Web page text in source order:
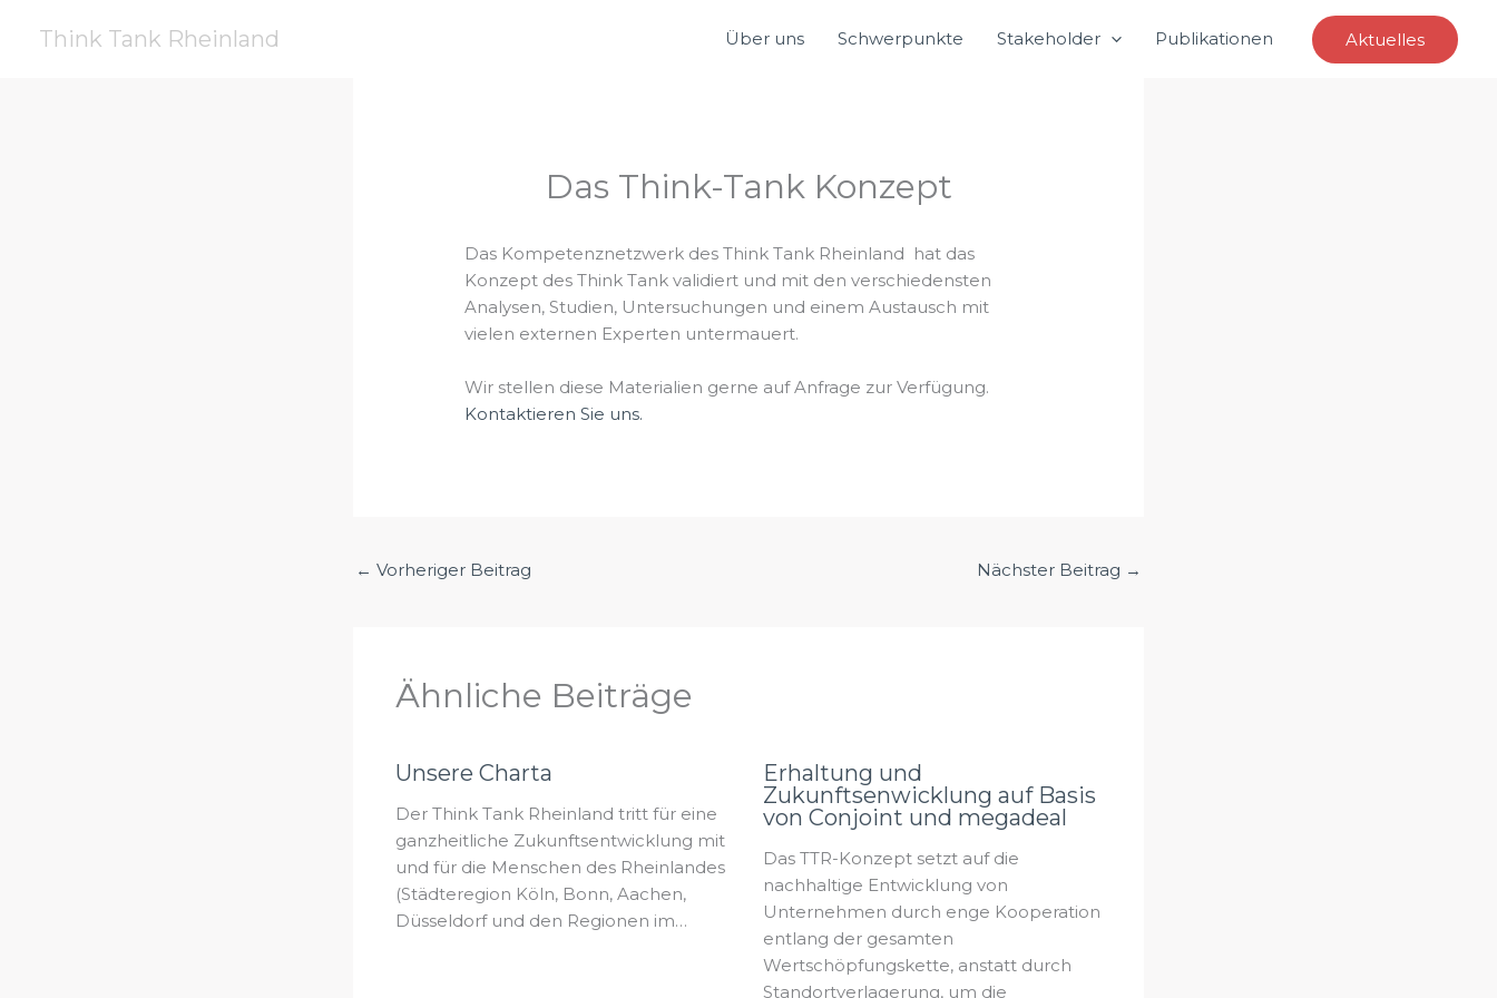
InhaltThink Tank Rheinland Über uns Schwerpunkte Stakeholder Publikationen Aktuelles
Das Think-Tank Konzept
Das Kompetenznetzwerk des Think Tank Rheinland hat das
Konzept des Think Tank validiert und mit den verschiedensten
Analysen, Studien, Untersuchungen und einem Austausch mit
vielen externen Experten untermauert.
Wir stellen diese Materialien gerne auf Anfrage zur Verfügung.
Kontaktieren Sie uns.
← Vorheriger Beitrag Nächster Beitrag →
Ähnliche Beiträge
Unsere Charta
Der Think Tank Rheinland tritt für eine
ganzheitliche Zukunftsentwicklung mit
und für die Menschen des Rheinlandes
(Städteregion Köln, Bonn, Aachen,
Düsseldorf und den Regionen im…
Erhaltung und
Zukunftsenwicklung auf Basis
von Conjoint und megadeal
Das TTR-Konzept setzt auf die
nachhaltige Entwicklung von
Unternehmen durch enge Kooperation
entlang der gesamten
Wertschöpfungskette, anstatt durch
Standortverlagerung, um die